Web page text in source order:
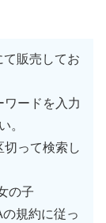
て販売してお
ワードを入力
。
切って検索し
の子
規約に従っ